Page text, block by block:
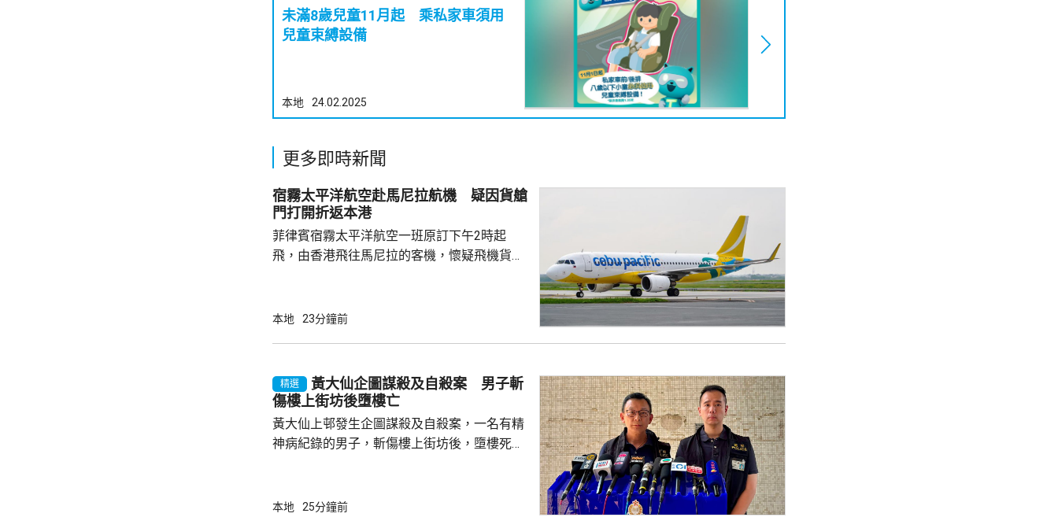
未滿8歲兒童11月起 乘私家車須用
兒童束縛設備
本地 24.02.2025
更多即時新聞
宿霧太平洋航空赴馬尼拉航機 疑因貨艙
門打開折返本港
菲律賓宿霧太平洋航空一班原訂下午2時起
飛，由香港飛往馬尼拉的客機，懷疑飛機貨艙
40分安全著陸，機場運作不受影響。 機管局
本地 23分鐘前
精選
黃大仙企圖謀殺及自殺案 男子斬
傷樓上街坊後墮樓亡
黃大仙上邨發生企圖謀殺及自殺案，一名有精
神病紀錄的男子，斬傷樓上街坊後，墮樓死
行兇男子進入，在袋內取出類似菜刀，集中向
本地 25分鐘前